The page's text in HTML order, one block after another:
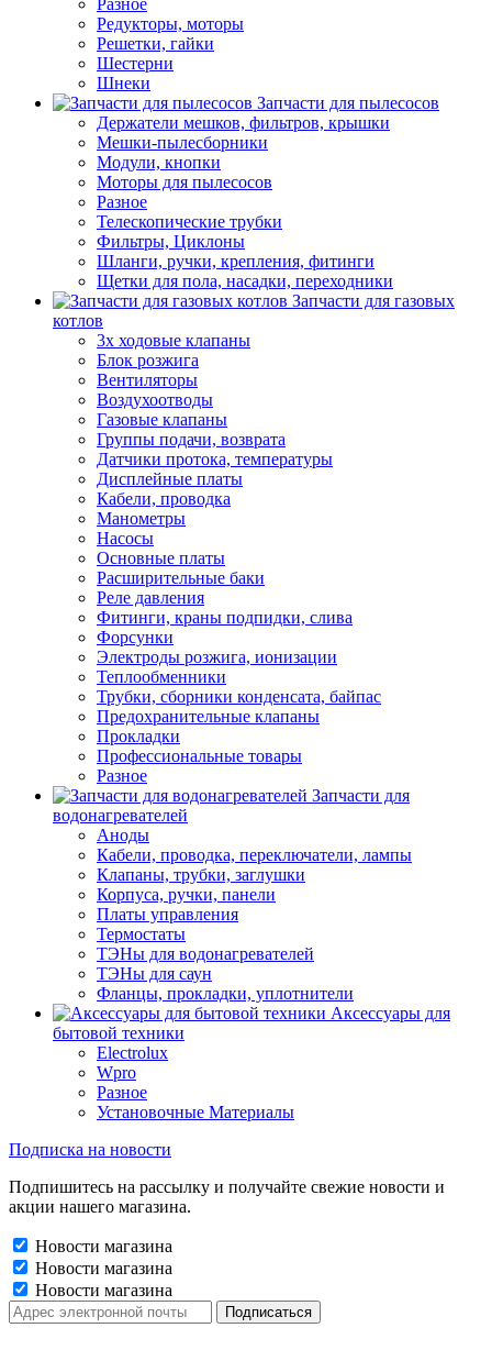
Разное
Редукторы, моторы
Решетки, гайки
Шестерни
Шнеки
Запчасти для пылесосов
Держатели мешков, фильтров, крышки
Мешки-пылесборники
Модули, кнопки
Моторы для пылесосов
Разное
Телескопические трубки
Фильтры, Циклоны
Шланги, ручки, крепления, фитинги
Щетки для пола, насадки, переходники
Запчасти для газовых
котлов
3х ходовые клапаны
Блок розжига
Вентиляторы
Воздухоотводы
Газовые клапаны
Группы подачи, возврата
Датчики протока, температуры
Дисплейные платы
Кабели, проводка
Манометры
Насосы
Основные платы
Расширительные баки
Реле давления
Фитинги, краны подпидки, слива
Форсунки
Электроды розжига, ионизации
Теплообменники
Трубки, сборники конденсата, байпас
Предохранительные клапаны
Прокладки
Профессиональные товары
Разное
Запчасти для
водонагревателей
Аноды
Кабели, проводка, переключатели, лампы
Клапаны, трубки, заглушки
Корпуса, ручки, панели
Платы управления
Термостаты
ТЭНы для водонагревателей
ТЭНы для саун
Фланцы, прокладки, уплотнители
Аксессуары для
бытовой техники
Electrolux
Wpro
Разное
Установочные Материалы
Подписка на новости
Подпишитесь на рассылку и получайте свежие новости и
акции нашего магазина.
Новости магазина
Новости магазина
Новости магазина